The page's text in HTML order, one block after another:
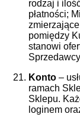
rodzaj i
płatności;
pomiędzy
stanowi
Konto –
ramach
Sklepu.
loginem